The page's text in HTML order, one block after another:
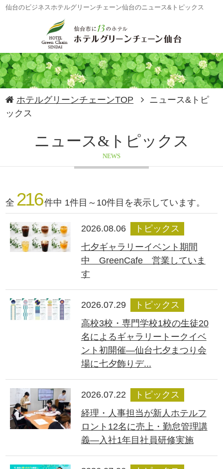
仙台のビジネスホテルグリーンチェーン仙台のニュース&トピックス
ホテルグリーンチェーンTOP
ニュース&トピ
ックス
ニュース&トピックス
NEWS
全 216 件中 1件目～10件目を表示しています。
2026.08.06
トピックス
七夕ギャラリーイベント期間
中 GreenCafe 営業していま
す
2026.07.29
トピックス
高校3校・専門学校1校の生徒20
名によるギャラリートークイベ
ント初開催―仙台七夕まつり会
場に七夕飾りデ...
2026.07.22
トピックス
経理・人事担当が新人ホテルフ
ロント12名に売上・勤怠管理講
義―入社1年目社員研修実施